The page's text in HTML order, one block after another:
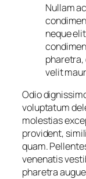
Nullam
neque
velit
Odio
voluptatum
molestias
provident,
quam.
venenatis
pharetra